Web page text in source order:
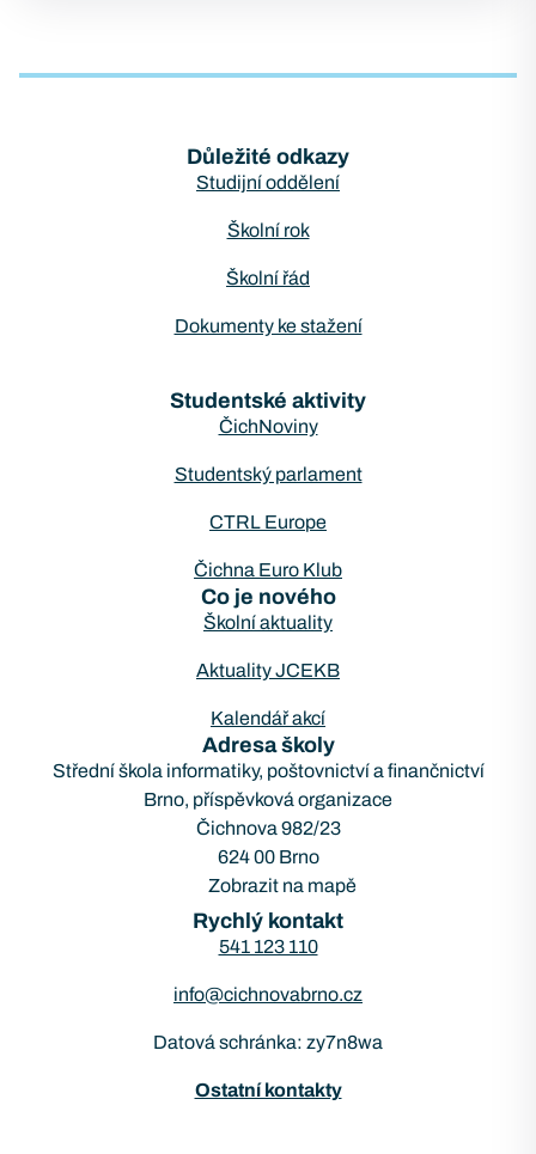
Důležité odkazy
Studijní oddělení
Školní rok
Školní řád
Dokumenty ke stažení
Studentské aktivity
ČichNoviny
Studentský parlament
CTRL Europe
Čichna Euro Klub
Co je nového
Školní aktuality
Aktuality JCEKB
Kalendář akcí
Adresa školy
Střední škola informatiky, poštovnictví a finančnictví
Brno, příspěvková organizace
Čichnova 982/23
624 00 Brno
Zobrazit na mapě
Rychlý kontakt
541 123 110
info@cichnovabrno.cz
Datová schránka: zy7n8wa
Ostatní kontakty